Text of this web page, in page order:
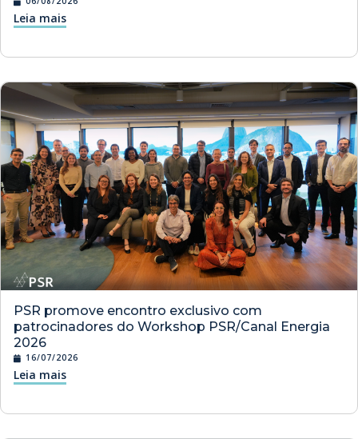
Leia mais
PSR promove encontro exclusivo com
patrocinadores do Workshop PSR/Canal Energia
2026
16/07/2026
Leia mais